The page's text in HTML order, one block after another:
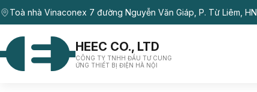
Toà nhà Vinaconex 7 đường Nguyễn Văn Giáp, P. Từ Liêm, HN
HEEC CO., LTD
CÔNG TY TNHH ĐẦU TƯ CUNG
ỨNG THIẾT BỊ ĐIỆN HÀ NỘI